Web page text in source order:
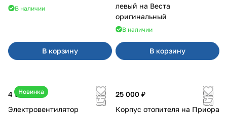
В наличии
В корзину
левый на Веста
оригинальный
В наличии
В корзину
Новинка
4 550 ₽
Электровентилятор
25 000 ₽
Корпус отопителя на Приора